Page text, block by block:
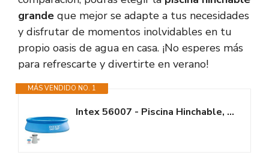
grande que mejor se adapte a tus necesidades
y disfrutar de momentos inolvidables en tu
propio oasis de agua en casa. ¡No esperes más
para refrescarte y divertirte en verano!
MÁS VENDIDO NO. 1
Intex 56007 - Piscina Hinchable, Ø305x76 cm, 3.853 litros, Piscina...